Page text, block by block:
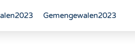
Gemengewalen2023